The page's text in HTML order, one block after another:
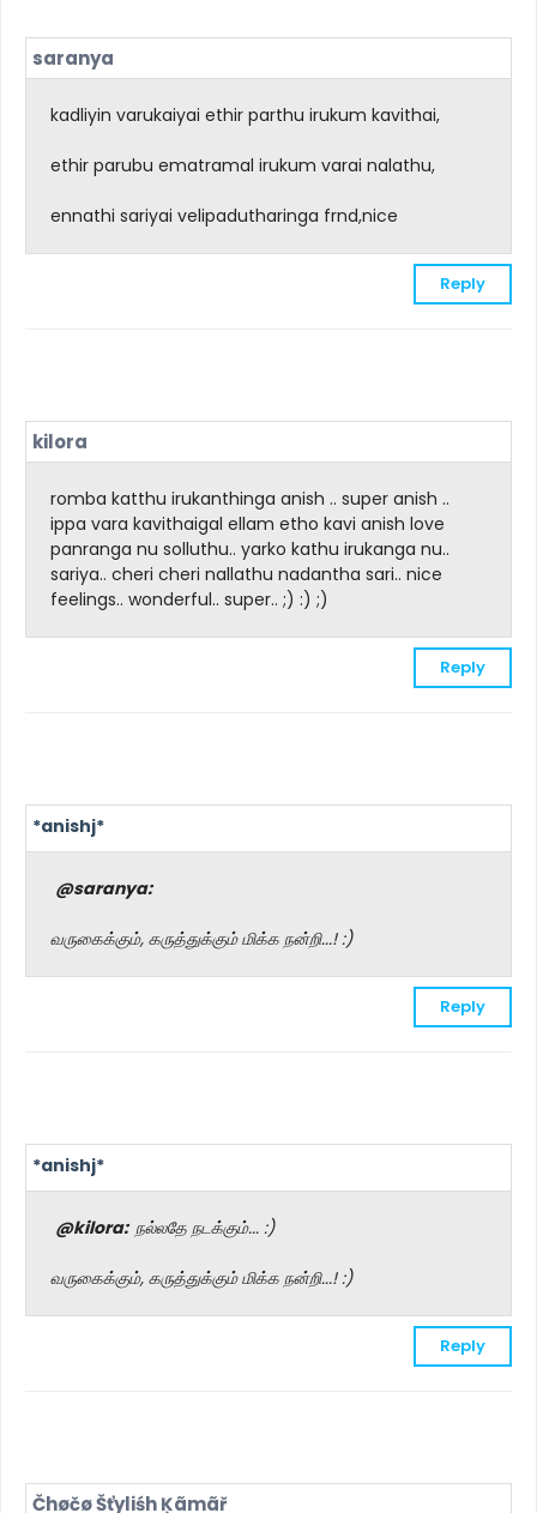
saranya
kadliyin varukaiyai ethir parthu irukum kavithai,
ethir parubu ematramal irukum varai nalathu,
ennathi sariyai velipadutharinga frnd,nice
Reply
kilora
romba katthu irukanthinga anish .. super anish ..
ippa vara kavithaigal ellam etho kavi anish love
panranga nu solluthu.. yarko kathu irukanga nu..
sariya.. cheri cheri nallathu nadantha sari.. nice
feelings.. wonderful.. super.. ;) :) ;)
Reply
*anishj*
@saranya:
வருகைக்கும், கருத்துக்கும் மிக்க நன்றி...! :)
Reply
*anishj*
@kilora: நல்லதே நடக்கும்... :)
வருகைக்கும், கருத்துக்கும் மிக்க நன்றி...! :)
Reply
Čhøčø Šťyliśh Ķãmãř